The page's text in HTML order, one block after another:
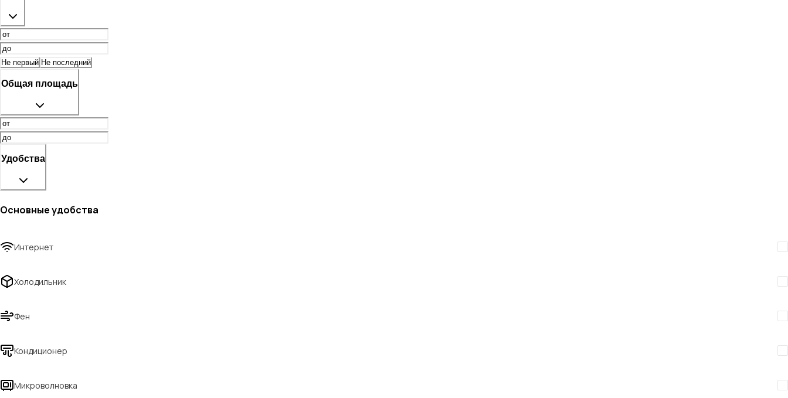
Не первый Не последний
Общая площадь
Удобства
Основные удобства
Интернет
Холодильник
Фен
Кондиционер
Микроволновка